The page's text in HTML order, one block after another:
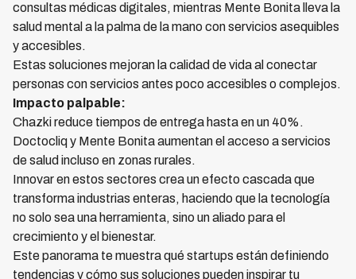
consultas médicas digitales, mientras Mente Bonita lleva la
salud mental a la palma de la mano con servicios asequibles
y accesibles.
Estas soluciones mejoran la calidad de vida al conectar
personas con servicios antes poco accesibles o complejos.
Impacto palpable:
Chazki reduce tiempos de entrega hasta en un 40%.
Doctocliq y Mente Bonita aumentan el acceso a servicios
de salud incluso en zonas rurales.
Innovar en estos sectores crea un efecto cascada que
transforma industrias enteras, haciendo que la tecnología
no solo sea una herramienta, sino un aliado para el
crecimiento y el bienestar.
Este panorama te muestra qué startups están definiendo
tendencias y cómo sus soluciones pueden inspirar tu